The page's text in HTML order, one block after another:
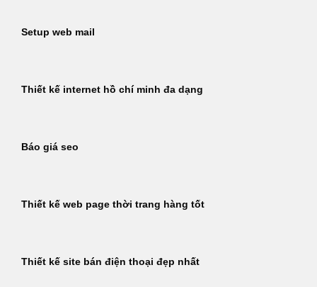
Setup web mail
Thiết kế internet hồ chí minh đa dạng
Báo giá seo
Thiết kế web page thời trang hàng tốt
Thiết kế site bán điện thoại đẹp nhất